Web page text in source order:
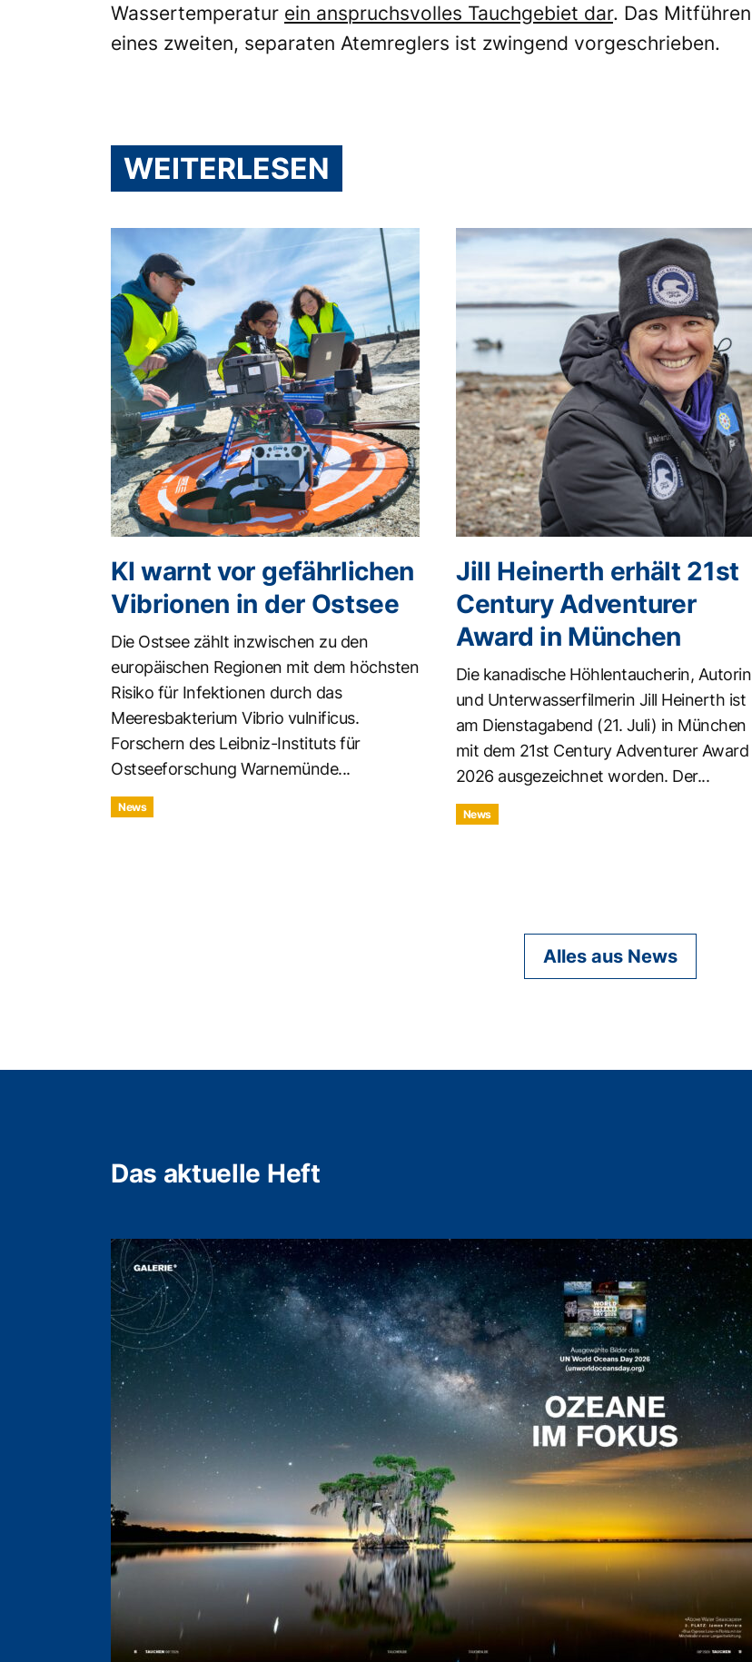
Wassertemperatur ein anspruchsvolles Tauchgebiet dar. Das Mitführen
eines zweiten, separaten Atemreglers ist zwingend vorgeschrieben.
WEITERLESEN
KI warnt vor gefährlichen
Vibrionen in der Ostsee
Die Ostsee zählt inzwischen zu den
europäischen Regionen mit dem höchsten
Risiko für Infektionen durch das
Meeresbakterium Vibrio vulnificus.
Forschern des Leibniz-Instituts für
Ostseeforschung Warnemünde...
News
Jill Heinerth erhält 21st
Century Adventurer
Award in München
Die kanadische Höhlentaucherin, Autorin
und Unterwasserfilmerin Jill Heinerth ist
am Dienstagabend (21. Juli) in München
mit dem 21st Century Adventurer Award
2026 ausgezeichnet worden. Der...
News
Alles aus News
Das aktuelle Heft